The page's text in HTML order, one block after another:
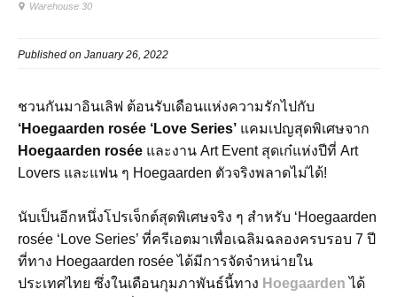
Warehouse 30
Published on January 26, 2022
ชวนกันมาอินเลิฟ ต้อนรับเดือนแห่งความรักไปกับ
‘Hoegaarden rosée ‘Love Series’ แคมเปญสุดพิเศษจาก
Hoegaarden rosée และงาน Art Event สุดเก๋แห่งปีที่ Art
Lovers และแฟน ๆ Hoegaarden ตัวจริงพลาดไม่ได้!
นับเป็นอีกหนึ่งโปรเจ็กต์สุดพิเศษจริง ๆ สำหรับ ‘Hoegaarden
rosée ‘Love Series’ ที่ครีเอตมาเพื่อเฉลิมฉลองครบรอบ 7 ปี
ที่ทาง Hoegaarden rosée ได้มีการจัดจำหน่ายใน
ประเทศไทย ซึ่งในเดือนกุมภาพันธ์นี้ทาง Hoegaarden ได้